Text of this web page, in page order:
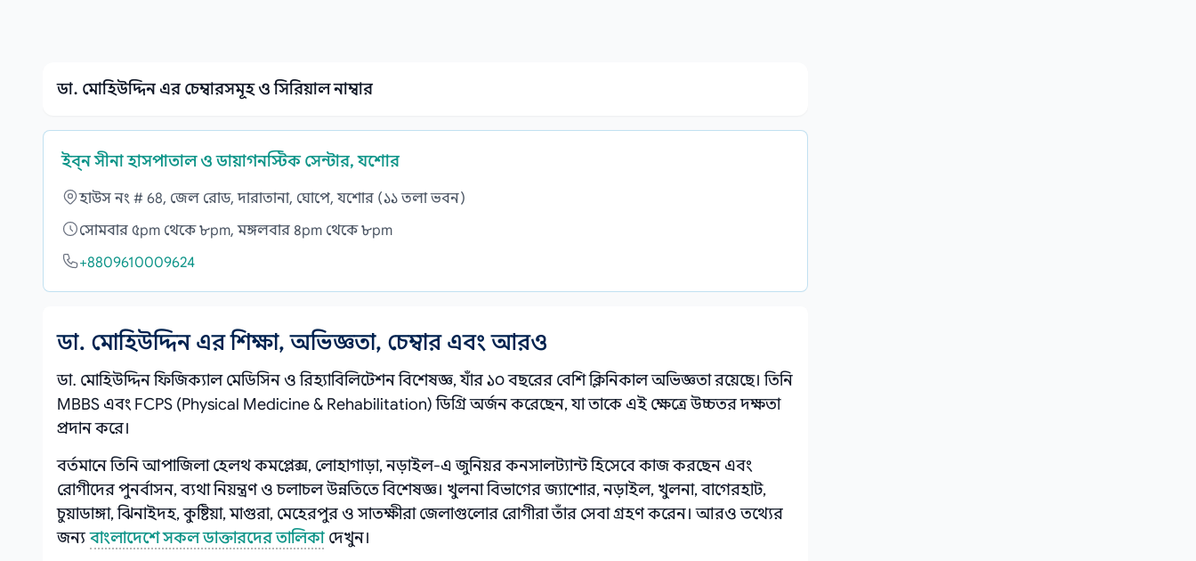
ডা. মোহিউদ্দিন এর চেম্বারসমূহ ও সিরিয়াল নাম্বার
ইব্ন সীনা হাসপাতাল ও ডায়াগনস্টিক সেন্টার, যশোর
হাউস নং # 68, জেল রোড, দারাতানা, ঘোপে, যশোর (১১ তলা ভবন)
সোমবার ৫pm থেকে ৮pm, মঙ্গলবার ৪pm থেকে ৮pm
+8809610009624
ডা. মোহিউদ্দিন এর শিক্ষা, অভিজ্ঞতা, চেম্বার এবং আরও
ডা. মোহিউদ্দিন ফিজিক্যাল মেডিসিন ও রিহ্যাবিলিটেশন বিশেষজ্ঞ, যাঁর ১০ বছরের বেশি ক্লিনিকাল অভিজ্ঞতা রয়েছে। তিনি
MBBS এবং FCPS (Physical Medicine & Rehabilitation) ডিগ্রি অর্জন করেছেন, যা তাকে এই ক্ষেত্রে উচ্চতর দক্ষতা
প্রদান করে।
বর্তমানে তিনি আপাজিলা হেলথ কমপ্লেক্স, লোহাগাড়া, নড়াইল-এ জুনিয়র কনসালট্যান্ট হিসেবে কাজ করছেন এবং
রোগীদের পুনর্বাসন, ব্যথা নিয়ন্ত্রণ ও চলাচল উন্নতিতে বিশেষজ্ঞ। খুলনা বিভাগের জ্যাশোর, নড়াইল, খুলনা, বাগেরহাট,
চুয়াডাঙ্গা, ঝিনাইদহ, কুষ্টিয়া, মাগুরা, মেহেরপুর ও সাতক্ষীরা জেলাগুলোর রোগীরা তাঁর সেবা গ্রহণ করেন। আরও তথ্যের
জন্য বাংলাদেশে সকল ডাক্তারদের তালিকা দেখুন।